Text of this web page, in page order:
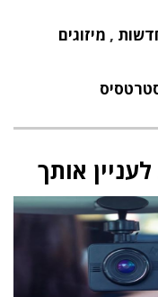
, מיזוגים
אותך